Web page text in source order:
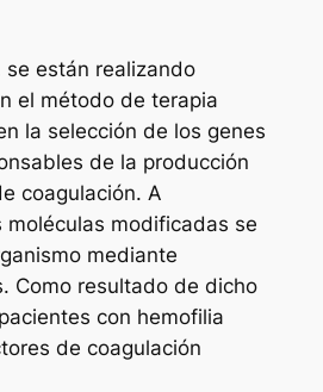
se están realizando
el método de terapia
la selección de los genes
de la producción
coagulación. A
moléculas modificadas se
mediante
Como resultado de dicho
con hemofilia
de coagulación